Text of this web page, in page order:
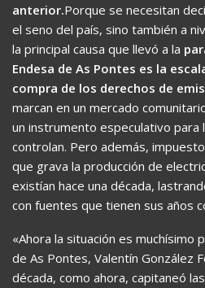
anterior.Porque se necesitan
el seno del país, sino también a
la principal causa que llevó a la
Endesa de As Pontes es la
compra de los derechos de
marcan en un mercado
un instrumento especulativo para
controlan. Pero además,
que grava la producción de
existían hace una década,
con fuentes que tienen sus años
«Ahora la situación es muchísimo
de As Pontes, Valentín González
década, como ahora, capitaneó